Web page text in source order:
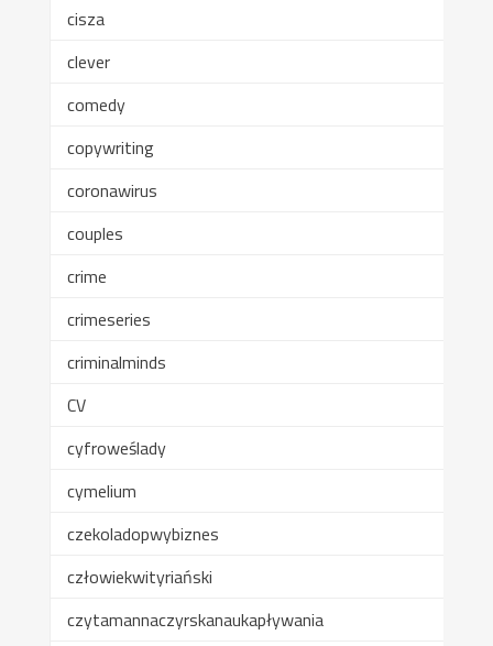
cisza
clever
comedy
copywriting
coronawirus
couples
crime
crimeseries
criminalminds
CV
cyfroweślady
cymelium
czekoladopwybiznes
człowiekwityriański
czytamannaczyrskanaukapływania